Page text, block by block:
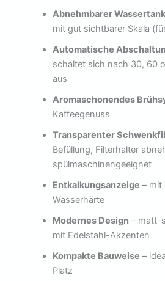
Abnehmbarer Wassertank
mit gut sichtbarer Skala
Automatische
schaltet sich nach 30, 60
aus
Aromaschonendes
Kaffeegenuss
Transparenter
Befüllung, Filterhalter
spülmaschinengeeignet
Entkalkungsanzeige – mit
Wasserhärte
Modernes Design – matt-
mit Edelstahl-Akzenten
Kompakte Bauweise –
Platz